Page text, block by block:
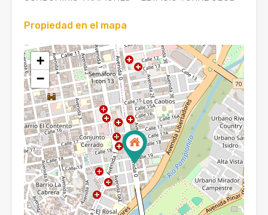
Propiedad en el mapa
+
−